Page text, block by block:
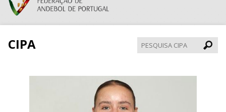
CIPA
CIPA